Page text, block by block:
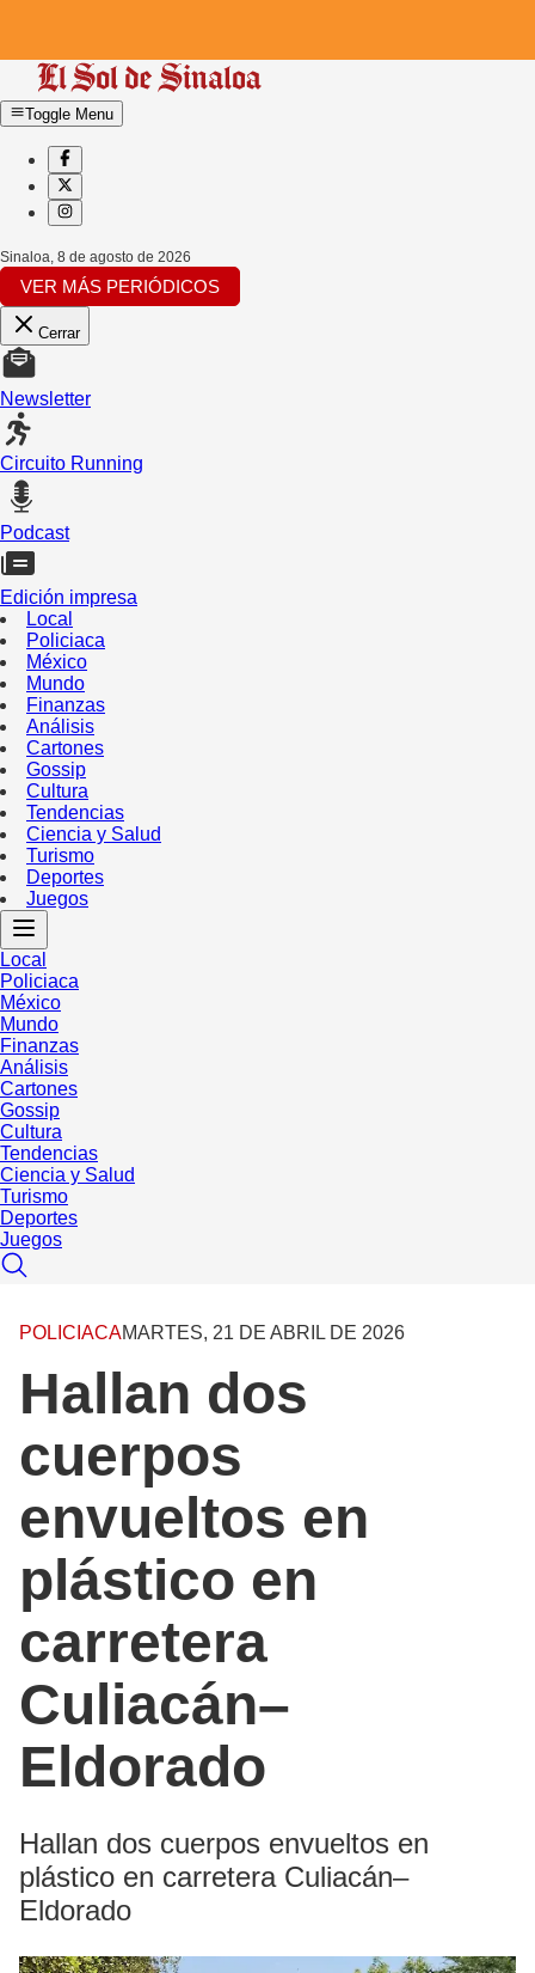
Toggle Menu
Sinaloa, 8 de agosto de 2026
VER MÁS PERIÓDICOS
Cerrar
Newsletter
Circuito Running
Podcast
Edición impresa
Local
Policiaca
México
Mundo
Finanzas
Análisis
Cartones
Gossip
Cultura
Tendencias
Ciencia y Salud
Turismo
Deportes
Juegos
Local
Policiaca
México
Mundo
Finanzas
Análisis
Cartones
Gossip
Cultura
Tendencias
Ciencia y Salud
Turismo
Deportes
Juegos
POLICIACAMARTES, 21 DE ABRIL DE 2026
Hallan dos
cuerpos
envueltos en
plástico en
carretera
Culiacán–
Eldorado
Hallan dos cuerpos envueltos en
plástico en carretera Culiacán–
Eldorado